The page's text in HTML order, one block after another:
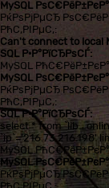
MySQL РѕС€РёР±РєР°
РќРѕРјРµСЂ
РћС‚РІРµС‚:
Can't connect to
SQL Р·Р°РїСЂРѕСЃ:
MySQL
MySQL РѕС€РёР±РєР°
РќРѕРјРµСЂ
РћС‚РІРµС‚:
SQL Р·Р°РїСЂРѕСЃ:
select * from
`ip`='216.73.216.198'
MySQL
MySQL РѕС€РёР±РєР°
РќРѕРјРµСЂ